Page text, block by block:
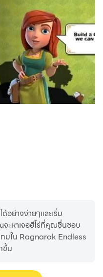
อย่างง่ายๆและเริ่ม
ะหาเจอฮีโร่ที่คุณชื่นชอบ
มใน Ragnarok Endless
ขึ้น